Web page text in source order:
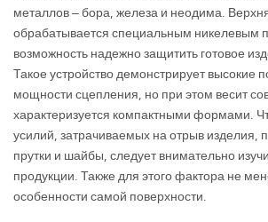
металлов – бора, железа и неодима.
обрабатывается специальным никелевым
возможность надежно защитить готовое
Такое устройство демонстрирует высокие
мощности сцепления, но при этом весит
характеризуется компактными формами.
усилий, затрачиваемых на отрыв изделия,
прутки и шайбы, следует внимательно
продукции. Также для этого фактора не
особенности самой поверхности.